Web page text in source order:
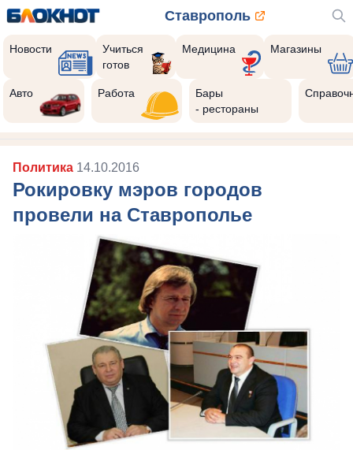
Ставрополь
Новости
Учиться
готов
Медицина Магазины
Авто Работа
Бары
- рестораны
Политика 14.10.2016
Рокировку мэров городов
провели на Ставрополье